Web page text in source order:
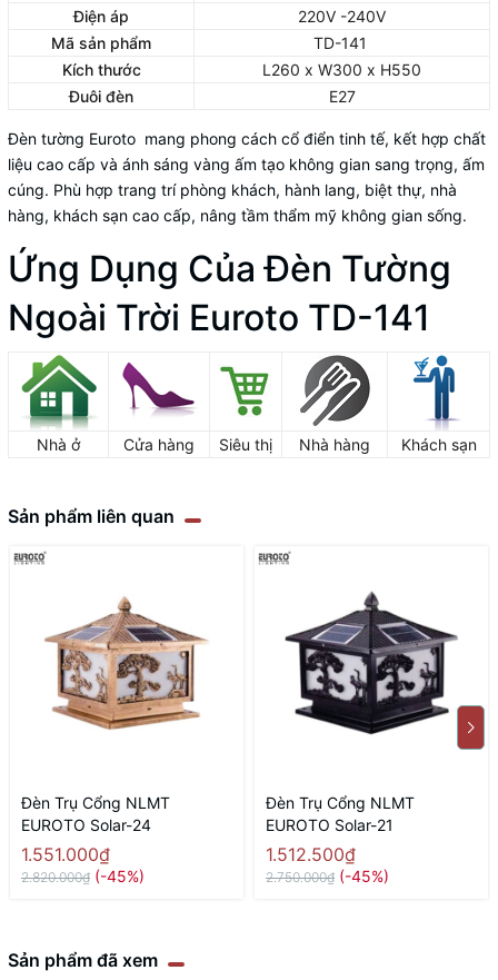
Điện áp
220V -240V
Mã sản phẩm
TD-141
Kích thước
L260 x W300 x H550
Đuôi đèn
E27
Đèn tường Euroto mang phong cách cổ điển tinh tế, kết hợp chất
liệu cao cấp và ánh sáng vàng ấm tạo không gian sang trọng, ấm
cúng. Phù hợp trang trí phòng khách, hành lang, biệt thự, nhà
hàng, khách sạn cao cấp, nâng tầm thẩm mỹ không gian sống.
Ứng Dụng Của Đèn Tường
Ngoài Trời Euroto TD-141
Nhà ở Cửa hàng Siêu thị Nhà hàng Khách sạn
Sản phẩm liên quan
Đèn Trụ Cổng NLMT
EUROTO Solar-24
1.551.000₫
2.820.000₫ (-45%)
Đèn Trụ Cổng NLMT
EUROTO Solar-21
1.512.500₫
2.750.000₫ (-45%)
Sản phẩm đã xem